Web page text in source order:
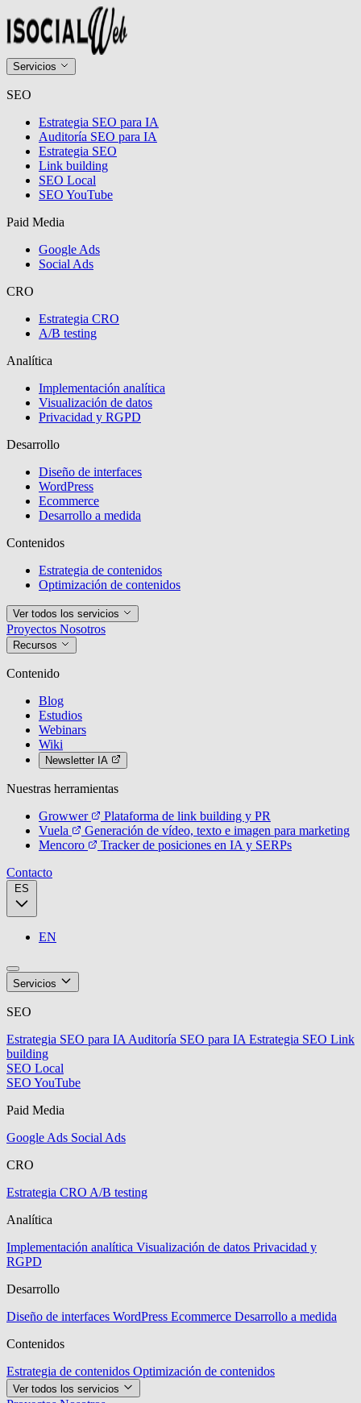
Servicios
SEO
Estrategia SEO para IA
Auditoría SEO para IA
Estrategia SEO
Link building
SEO Local
SEO YouTube
Paid Media
Google Ads
Social Ads
CRO
Estrategia CRO
A/B testing
Analítica
Implementación analítica
Visualización de datos
Privacidad y RGPD
Desarrollo
Diseño de interfaces
WordPress
Ecommerce
Desarrollo a medida
Contenidos
Estrategia de contenidos
Optimización de contenidos
Ver todos los servicios
Proyectos Nosotros
Recursos
Contenido
Blog
Estudios
Webinars
Wiki
Newsletter IA
Nuestras herramientas
Growwer
Plataforma de link building y PR
Vuela
Generación de vídeo, texto e imagen para marketing
Mencoro
Tracker de posiciones en IA y SERPs
Contacto
EN
Servicios
SEO
Estrategia SEO para IA Auditoría SEO para IA Estrategia SEO Link
building
SEO Local
SEO YouTube
Paid Media
Google Ads Social Ads
CRO
Estrategia CRO A/B testing
Analítica
Implementación analítica Visualización de datos Privacidad y
RGPD
Desarrollo
Diseño de interfaces WordPress Ecommerce Desarrollo a medida
Contenidos
Estrategia de contenidos Optimización de contenidos
Ver todos los servicios